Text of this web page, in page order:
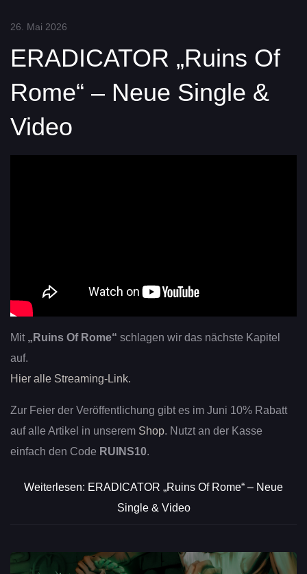
26. Mai 2026
ERADICATOR „Ruins Of
Rome“ – Neue Single &
Video
Mit „Ruins Of Rome“ schlagen wir das nächste Kapitel
auf.
Hier alle Streaming-Link.
Zur Feier der Veröffentlichung gibt es im Juni 10% Rabatt
auf alle Artikel in unserem Shop. Nutzt an der Kasse
einfach den Code RUINS10.
Weiterlesen: ERADICATOR „Ruins Of Rome“ – Neue
Single & Video